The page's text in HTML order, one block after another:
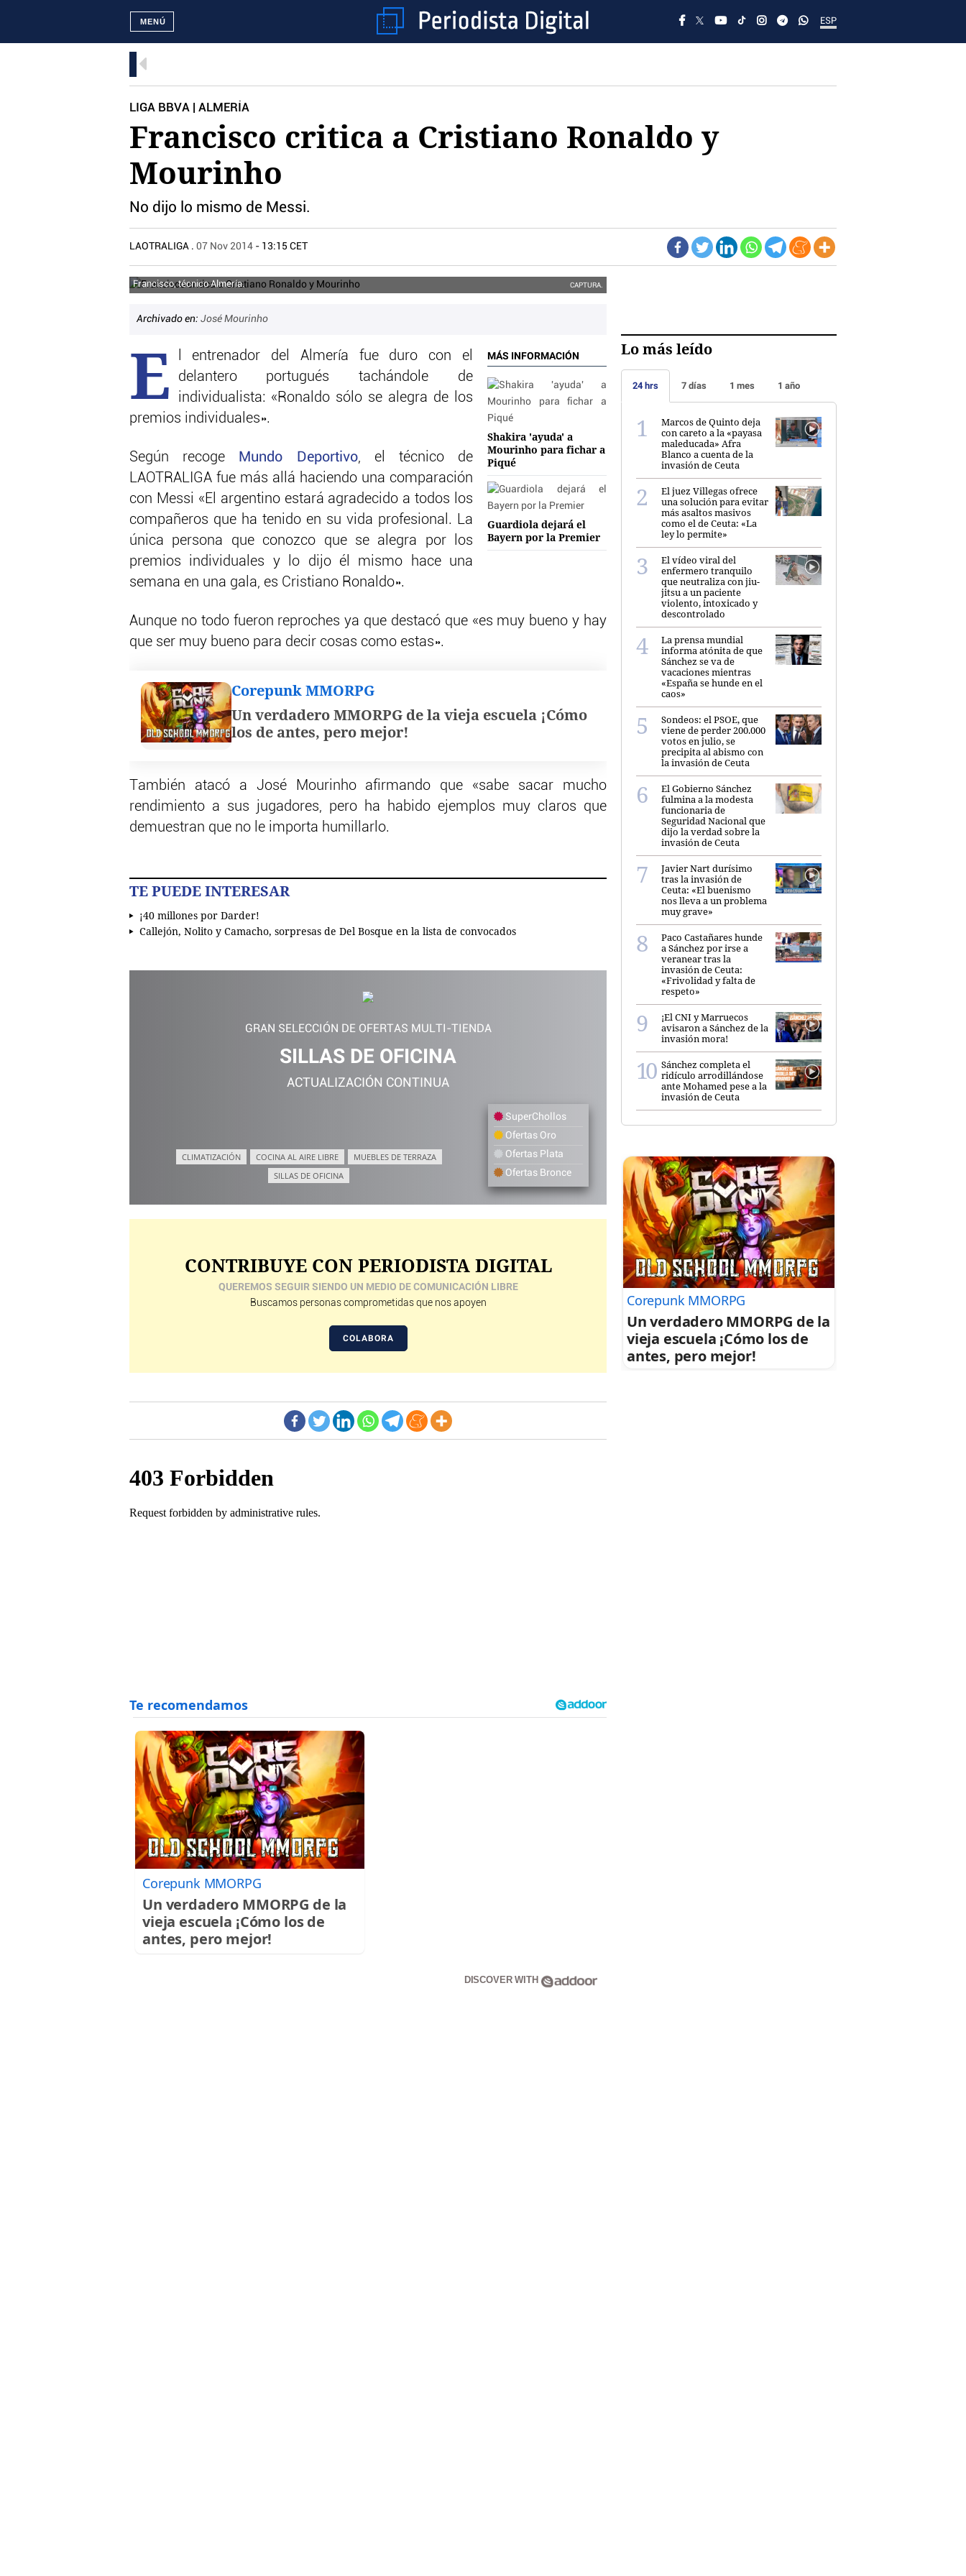
ESP
MENÚ
LIGA BBVA | ALMERÍA
Francisco critica a Cristiano Ronaldo y
Mourinho
No dijo lo mismo de Messi.
LAOTRALIGA . 07 Nov 2014 - 13:15 CET
Francisco, técnico Almería. CAPTURA.
Archivado en: José Mourinho
MÁS INFORMACIÓN
Shakira 'ayuda' a
Mourinho para fichar a
Piqué
Guardiola dejará el
Bayern por la Premier
E
l entrenador del Almería fue duro con el
delantero portugués tachándole de
individualista: «Ronaldo sólo se alegra de los
premios individuales».
Según recoge Mundo Deportivo, el técnico de
LAOTRALIGA fue más allá haciendo una comparación
con Messi «El argentino estará agradecido a todos los
compañeros que ha tenido en su vida profesional. La
única persona que conozco que se alegra por los
premios individuales y lo dijo él mismo hace una
semana en una gala, es Cristiano Ronaldo».
Aunque no todo fueron reproches ya que destacó que «es muy bueno y hay
que ser muy bueno para decir cosas como estas».
Corepunk MMORPG
Un verdadero MMORPG de la vieja escuela ¡Cómo
los de antes, pero mejor!
También atacó a José Mourinho afirmando que «sabe sacar mucho
rendimiento a sus jugadores, pero ha habido ejemplos muy claros que
demuestran que no le importa humillarlo.
TE PUEDE INTERESAR
¡40 millones por Darder!
Callejón, Nolito y Camacho, sorpresas de Del Bosque en la lista de convocados
GRAN SELECCIÓN DE OFERTAS MULTI-TIENDA
SILLAS DE OFICINA
ACTUALIZACIÓN CONTINUA
CLIMATIZACIÓN COCINA AL AIRE LIBRE
MUEBLES DE TERRAZA
SILLAS DE OFICINA
SuperChollos
Ofertas Oro
Ofertas Plata
Ofertas Bronce
CONTRIBUYE CON PERIODISTA DIGITAL
QUEREMOS SEGUIR SIENDO UN MEDIO DE COMUNICACIÓN LIBRE
Buscamos personas comprometidas que nos apoyen
COLABORA
Corepunk MMORPG
Un verdadero MMORPG de la
vieja escuela ¡Cómo los de
antes, pero mejor!
DISCOVER WITH
Lo más leído
24 hrs 7 días 1 mes 1 año
Marcos de Quinto deja
con careto a la «payasa
maleducada» Afra
Blanco a cuenta de la
invasión de Ceuta
El juez Villegas ofrece
una solución para evitar
más asaltos masivos
como el de Ceuta: «La
ley lo permite»
El vídeo viral del
enfermero tranquilo
que neutraliza con jiu-
jitsu a un paciente
violento, intoxicado y
descontrolado
La prensa mundial
informa atónita de que
Sánchez se va de
vacaciones mientras
«España se hunde en el
caos»
Sondeos: el PSOE, que
viene de perder 200.000
votos en julio, se
precipita al abismo con
la invasión de Ceuta
El Gobierno Sánchez
fulmina a la modesta
funcionaria de
Seguridad Nacional que
dijo la verdad sobre la
invasión de Ceuta
Javier Nart durísimo
tras la invasión de
Ceuta: «El buenismo
nos lleva a un problema
muy grave»
Paco Castañares hunde
a Sánchez por irse a
veranear tras la
invasión de Ceuta:
«Frivolidad y falta de
respeto»
¡El CNI y Marruecos
avisaron a Sánchez de la
invasión mora!
Sánchez completa el
ridículo arrodillándose
ante Mohamed pese a la
invasión de Ceuta
Corepunk MMORPG
Un verdadero MMORPG de la
vieja escuela ¡Cómo los de
antes, pero mejor!